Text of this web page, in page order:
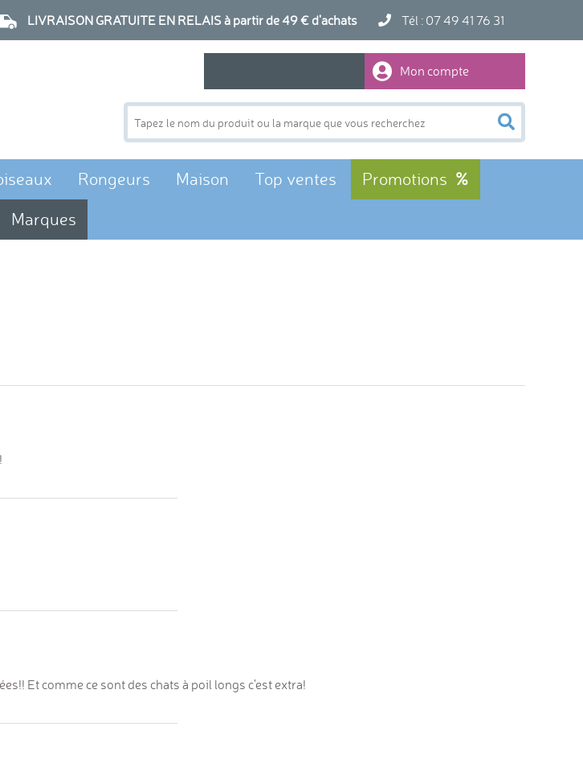
LIVRAISON GRATUITE EN RELAIS à partir de 49 € d'achats Tél : 07 49 41 76 31
Mon compte
Rongeurs Maison Top ventes
Promotions
Marques
Et comme ce sont des chats à poil longs c'est extra!